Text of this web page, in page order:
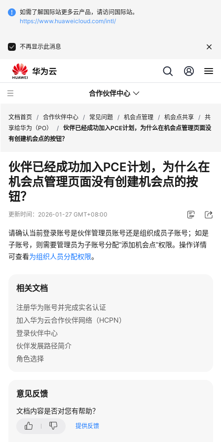
如需了解国际站更多云产品，请访问国际站。
https://www.huaweicloud.com/intl/
不再显示此消息
合作伙伴中心
户
指
南
常
见
题
概
术
语
缩
略
语
解
加
华
为
文档首页 / 合作伙伴中心 / 常见问题 / 机会点管理 / 机会点共享 / 共
享给华为（PO）
/ 伙伴已经成功加入PCE计划，为什么在机会点管理页面没
有创建机会点的按钮？
伙伴已经成功加入PCE计划，为什么在
机会点管理页面没有创建机会点的按
钮？
更新时间： 2026-01-27 GMT+08:00
请确认当前登录账号是伙伴管理员账号还是组织成员子账号；如是
子账号，则需要管理员为子账号分配“添加机会点”权限。操作详情
可查看为组织人员分配权限。
相关文档
注册华为账号并完成实名认证
加入华为云合作伙伴网络（HCPN）
登录伙伴中心
伙伴发展路径简介
角色选择
意见反馈
文档内容是否对您有帮助？
提供反馈